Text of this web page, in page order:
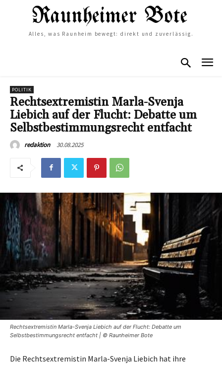
Alles, was Raunheim bewegt: direkt und zuverlässig.
POLITIK
Rechtsextremistin Marla-Svenja
Liebich auf der Flucht: Debatte um
Selbstbestimmungsrecht entfacht
redaktion 30.08.2025
Rechtsextremistin Marla-Svenja Liebich auf der Flucht: Debatte um
Selbstbestimmungsrecht entfacht | © Raunheimer Bote
Die Rechtsextremistin Marla-Svenja Liebich hat ihre